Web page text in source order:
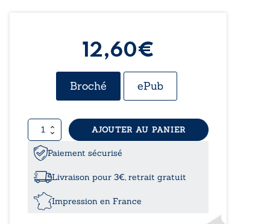
12,60€
Broché ePub
quantité
de
Le
gouffre
AJOUTER AU PANIER
Paiement sécurisé
Livraison pour 3€, retrait gratuit
Impression en France